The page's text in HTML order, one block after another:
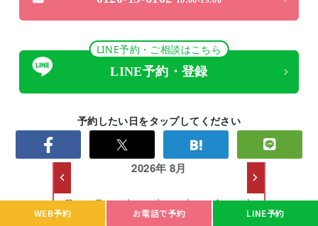
WEB予約 お電話で予約 LINE予約
LINE予約・ご相談はこちら
LINE予約・登録
予約したい日をタップしてください
もとび営業日カレンダー
2026年 8月
日 月 火 水 木 金 土
26 29 30 1